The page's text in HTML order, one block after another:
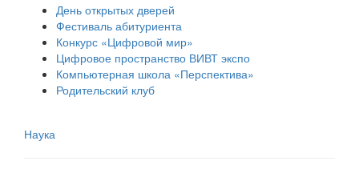
День открытых дверей
Фестиваль абитуриента
Конкурс «Цифровой мир»
Цифровое пространство ВИВТ экспо
Компьютерная школа «Перспектива»
Родительский клуб
Наука